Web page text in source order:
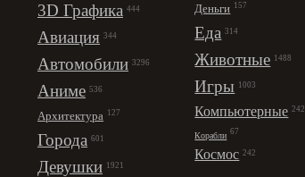
3D Графика 444
Авиация 344
Автомобили 3296
Аниме 536
Архитектура 127
Города 601
Девушки 1921
Деньги 157
Еда 314
Животные 1488
Игры 1003
Компьютерные 242
Корабли 67
Космос 242